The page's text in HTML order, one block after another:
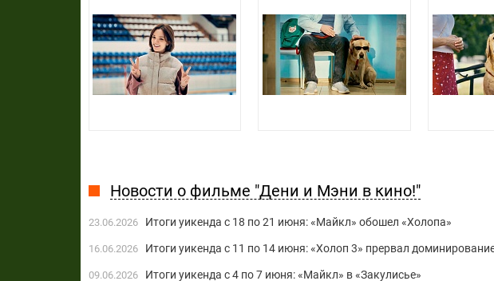
Новости о фильме "Дени и Мэни в кино!"
23.06.2026 Итоги уикенда с 18 по 21 июня: «Майкл» обошел «Холопа»
16.06.2026 Итоги уикенда с 11 по 14 июня: «Холоп 3» прервал
09.06.2026 Итоги уикенда с 4 по 7 июня: «Майкл» в «Закулисье»